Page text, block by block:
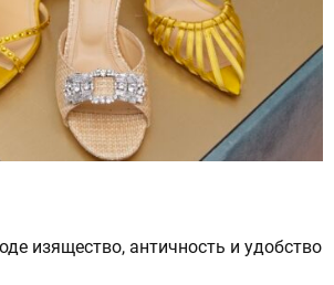
д
изящество, античность и удобство